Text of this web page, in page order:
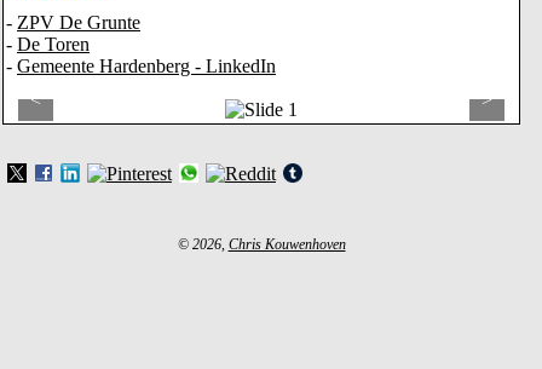
- ZPV De Grunte
- De Toren
- Gemeente Hardenberg - LinkedIn
<
>
© 2026, Chris Kouwenhoven